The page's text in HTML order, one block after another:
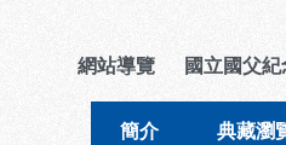
網站導覽 國立國父
簡介 典藏瀏